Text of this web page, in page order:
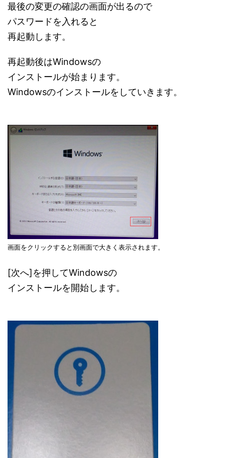
最後の変更の確認の画面が出るので
パスワードを入れると
再起動します。
再起動後はWindowsの
インストールが始まります。
Windowsのインストールをしていきます。
画面をクリックすると別画面で大きく表示されます。
[次へ]を押してWindowsの
インストールを開始します。